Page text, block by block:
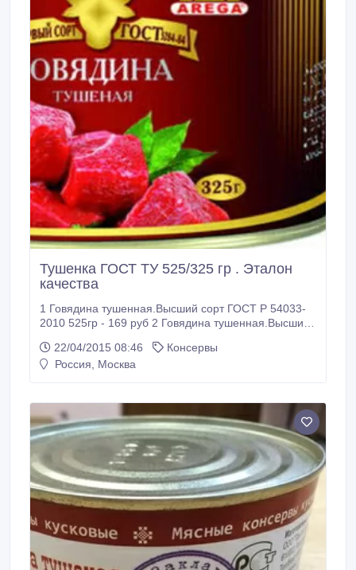
Тушенка ГОСТ ТУ 525/325 гр . Эталон
качества
1 Говядина тушенная.Высший сорт ГОСТ Р 54033-
2010 525гр - 169 руб 2 Говядина тушенная.Высший
Говядина тушенная.Первый сорт ГОСТ 5284-84 525
гр. - 149.80 руб 4 Говядина тушенная.Первый сорт
22/04/2015 08:46
Консервы
Россия, Москва